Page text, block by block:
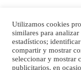
SHIBA PERDIDO AVDA
PERRO MACHO RAZA
MESA Y LOPEZ. ES MUY
Leales.org » Gran Canaria |
Inicio
Aviso Legal
Utilizamos cookies
similares para
estadísticos;
compartir y mostrar
seleccionar y mostrar
publicitarios, en